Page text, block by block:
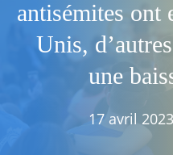
antisémites ont
Unis,
une
17 avril 2023